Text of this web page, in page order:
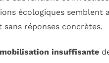
écologiques semblent
sans réponses concrètes.
mobilisation insuffisante